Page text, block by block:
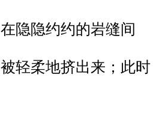
在隐隐约约的岩缝间
被轻柔地挤出来；此